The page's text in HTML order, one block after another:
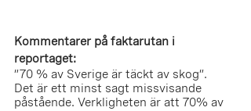
Kommentarer på faktarutan i
reportaget:
”70 % av Sverige är täckt av skog”.
Det är ett minst sagt missvisande
påstående. Verkligheten är att 70% av